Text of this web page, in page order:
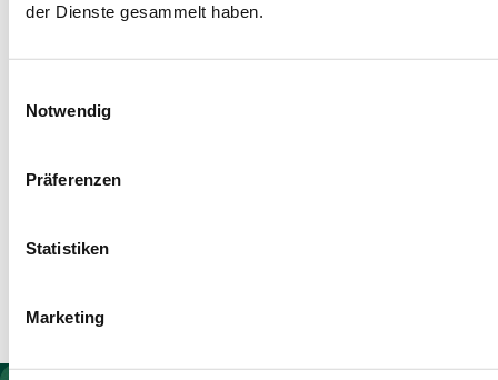
der Dienste gesammelt haben.
Notwendig
Präferenzen
Statistiken
Marketing
Weitere Angaben
Vorname
Name